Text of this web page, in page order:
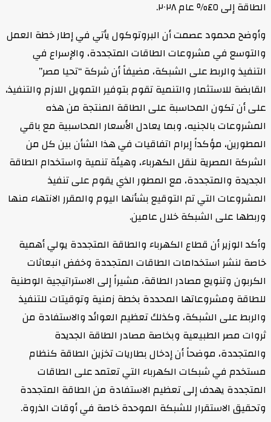
الطاقة إلى ٤٥٪ عام ٢٠٢٨.
وأوضح محمود عصمت أن البروتوكول يأتي في إطار خطة العمل
والتوسع في مشروعات الطاقات المتجددة، والإسراع في
التنفيذ والربط على الشبكة، مضيفاً أن شركة “تحيا مصر”
القابضة للاستثمار والتنمية تقوم بتوفير التمويل اللازم والتنفيذ،
على أن تكون المحاسبة على الطاقة المنتجة من هذه
المشروعات بالجنيه، وبما يعادل الأسعار المحاسبية مع باقي
المطورين، مؤكداً إبرام اتفاقيات في هذا الشأن بين كل من
الشركة المصرية لنقل الكهرباء، وهيئة تنمية واستخدام الطاقة
الجديدة والمتجددة، مع المطور الذي يقوم على تنفيذ
المشروعات التي تم التوقيع بشأنها اليوم والمقرر الانتهاء منها
وربطها على الشبكة خلال عامين.
وأكد الوزير أن قطاع الكهرباء والطاقة المتجددة يولي أهمية
خاصة لنشر استخدامات الطاقات المتجددة وخفض انبعاثات
الكربون وتنويع مصادر الطاقة، مشيراً إلى الاستراتيجية الوطنية
للطاقة ومشروعاتها المحددة بخطة زمنية وتوقيتات للتنفيذ
والربط على الشبكة، وكذلك تعظيم العوائد والاستفادة من
ثروات مصر الطبيعية وبخاصة مصادر الطاقة الجديدة
والمتجددة، موضحاً أن إدخال بطاريات تخزين الطاقة كنظام
مستخدم في شبكات الكهرباء التي تعتمد على الطاقات
المتجددة يهدف إلى تعظيم الاستفادة من الطاقة المتجددة
وتحقيق الاستقرار للشبكة الموحدة خاصة في أوقات الذروة.